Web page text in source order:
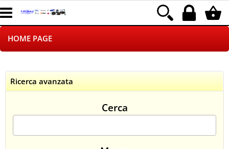
HOME PAGE
LOGISTICA
NEGOZI ON LINE
Ricerca avanzata
Cerca